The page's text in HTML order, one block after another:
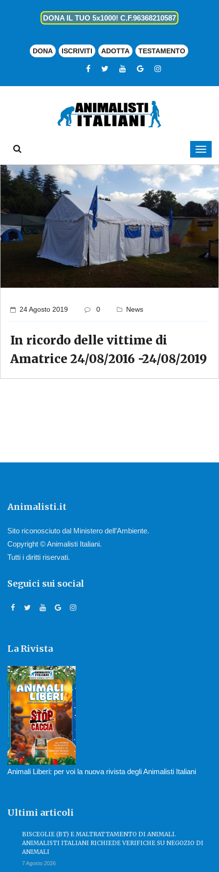
DONA IL TUO 5x1000! C.F.96368210587
DONA ISCRIVITI ADOTTA TESTAMENTO
24 Agosto 2019 0 News
In ricordo delle vittime di
Amatrice 24/08/2016 -24/08/2019
Animalisti.it
Sito riconosciuto dal Ministero dell’Ambiente.
Copyright © Animalisti Italiani.
Tutti i diritti riservati.
Seguici sui social
La Rivista
Animali Liberi: per voi la nuova rivista degli Animalisti Italiani
Ultimi articoli
BISCEGLIE (BT) E MALTRATTAMENTO DI ANIMALI.
ANIMALISTI ITALIANI RICHIEDE VERIFICHE SU NEGOZIO DI
ANIMALI
7 Agosto 2026